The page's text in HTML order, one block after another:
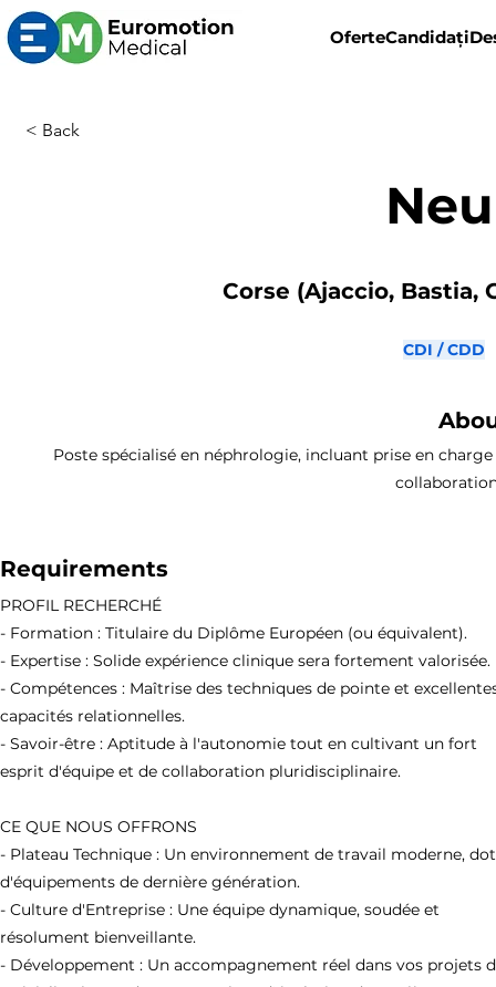
OferteCandidați
< Back
Corse (Ajaccio, Bastia,
CDI / CDD
Poste spécialisé en néphrologie, incluant prise en
Requirements
PROFIL RECHERCHÉ
- Formation : Titulaire du Diplôme Européen (ou équivalent).
- Expertise : Solide expérience clinique sera fortement valorisée.
- Compétences : Maîtrise des techniques de pointe et
capacités relationnelles.
- Savoir-être : Aptitude à l'autonomie tout en cultivant un fort
esprit d'équipe et de collaboration pluridisciplinaire.
CE QUE NOUS OFFRONS
- Plateau Technique : Un environnement de travail moderne,
d'équipements de dernière génération.
- Culture d'Entreprise : Une équipe dynamique, soudée et
résolument bienveillante.
- Développement : Un accompagnement réel dans vos projets